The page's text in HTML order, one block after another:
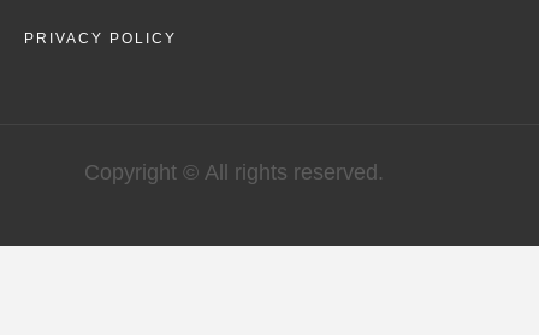
PRIVACY POLICY
Copyright © All rights reserved.